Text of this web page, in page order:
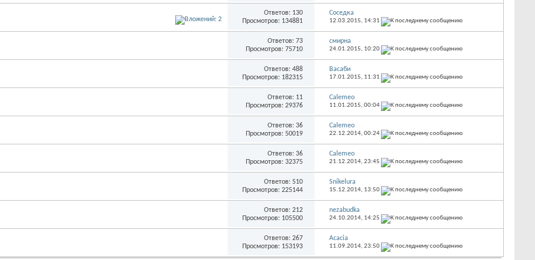
Ответов: 130
Просмотров: 134881
Соседка
12.03.2015, 14:31
Ответов: 73
Просмотров: 75710
смирна
24.01.2015, 10:20
Ответов: 488
Просмотров: 182315
Васаби
17.01.2015, 11:31
Ответов: 11
Просмотров: 29376
Calemeo
11.01.2015, 00:04
Ответов: 36
Просмотров: 50019
Calemeo
22.12.2014, 00:24
Ответов: 36
Просмотров: 32375
Calemeo
21.12.2014, 23:45
Ответов: 510
Просмотров: 225144
Snikelura
15.12.2014, 13:50
Ответов: 212
Просмотров: 105500
nezabudka
24.10.2014, 14:25
Ответов: 267
Просмотров: 153193
Acacia
11.09.2014, 23:50